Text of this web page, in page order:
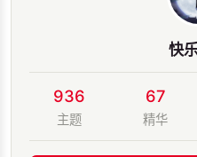
快
936
主题
67
精华